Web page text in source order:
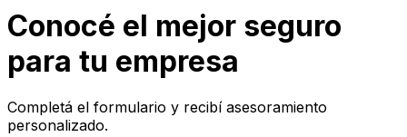
Conocé el mejor seguro
para tu empresa
Completá el formulario y recibí asesoramiento
personalizado.